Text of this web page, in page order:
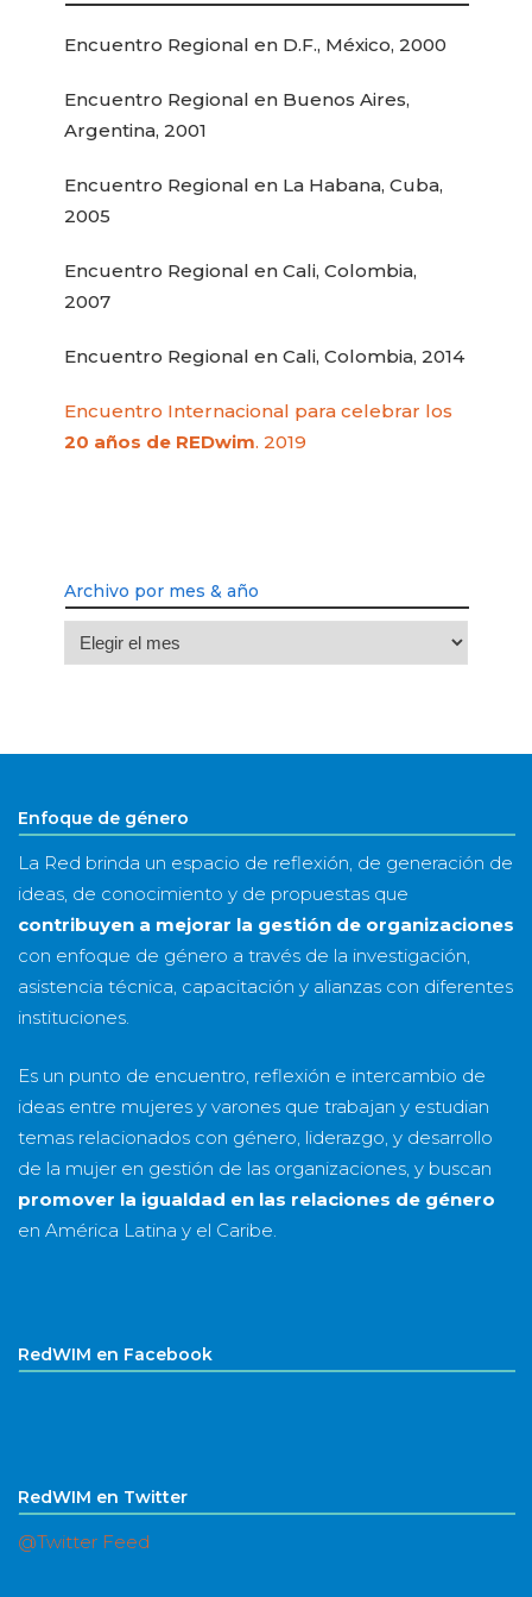
Encuentro Regional en D.F., México, 2000
Encuentro Regional en Buenos Aires,
Argentina, 2001
Encuentro Regional en La Habana, Cuba,
2005
Encuentro Regional en Cali, Colombia,
2007
Encuentro Regional en Cali, Colombia, 2014
Encuentro Internacional para celebrar los
20 años de REDwim. 2019
Archivo por mes & año
Archivo
por
año
Enfoque de género
La Red brinda un espacio de reflexión, de generación de
ideas, de conocimiento y de propuestas que
contribuyen a mejorar la gestión de organizaciones
con enfoque de género a través de la investigación,
asistencia técnica, capacitación y alianzas con diferentes
instituciones.
Es un punto de encuentro, reflexión e intercambio de
ideas entre mujeres y varones que trabajan y estudian
temas relacionados con género, liderazgo, y desarrollo
de la mujer en gestión de las organizaciones, y buscan
promover la igualdad en las relaciones de género
en América Latina y el Caribe.
RedWIM en Facebook
RedWIM en Twitter
@Twitter Feed